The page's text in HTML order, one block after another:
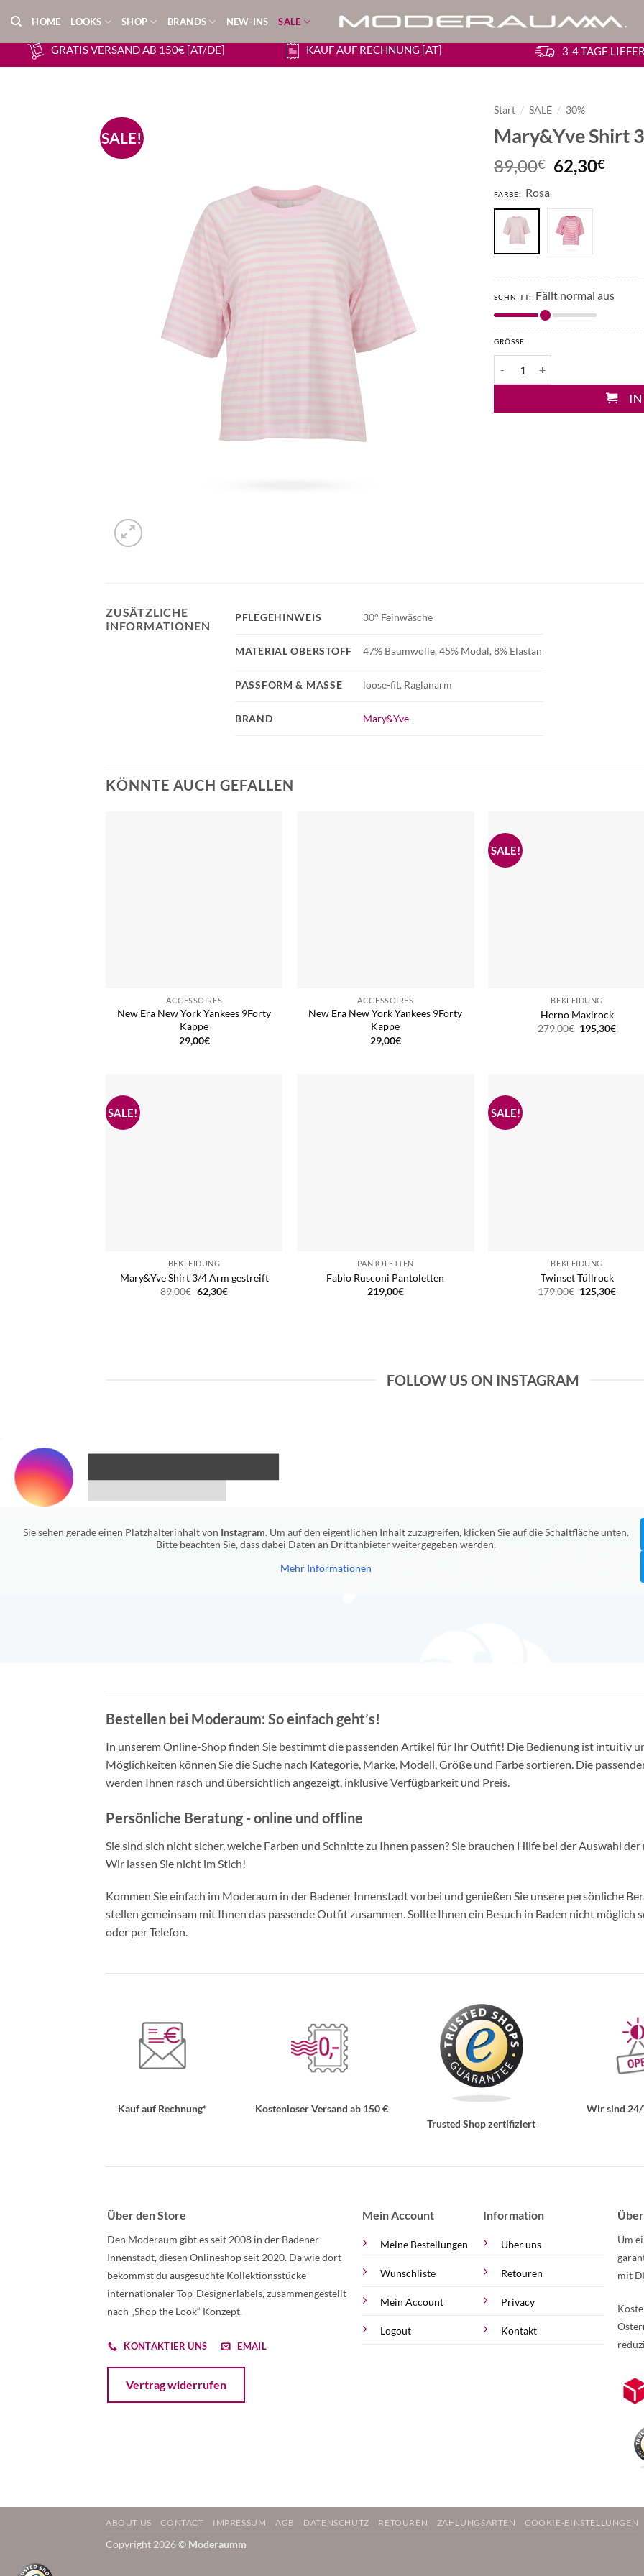
Inhalt
springen
HOME LOOKS SHOP BRANDS NEW-INS SALE
GRATIS VERSAND AB 150€ [AT/DE] KAUF AUF RECHNUNG [AT] 3-4 TAGE
SALE!
Start / SALE / 30%
Mary&Yve Shirt
89,00€
Preis
89,00€
62,30€
FARBE: Rosa
SCHNITT: Fällt normal aus
GRÖSSE
IN
ZUSÄTZLICHE
INFORMATIONEN
BRAND Mary&Yve
PFLEGEHINWEIS 30° Feinwäsche
MATERIAL OBERSTOFF 47% Baumwolle, 45% Modal, 8% Elastan
PASSFORM & MASSE loose-fit, Raglanarm
KÖNNTE AUCH GEFALLEN
ACCESSOIRES
New Era New York Yankees 9Forty
Kappe
29,00€
ACCESSOIRES
New Era New York Yankees 9Forty
Kappe
29,00€
BEKLEIDUNG
Herno Maxirock
279,00€ Ursprünglicher
Preis
195,30€
BEKLEIDUNG
Mary&Yve Shirt 3/4 Arm gestreift
89,00€ Ursprünglicher
Preis
62,30€Aktueller
PANTOLETTEN
Fabio Rusconi Pantoletten
219,00€
BEKLEIDUNG
Twinset Tüllrock
179,00€ Ursprünglicher
Preis
125,30€
FOLLOW US ON INSTAGRAM
Sie sehen gerade einen Platzhalterinhalt von Instagram. Um auf den eigentlichen Inhalt zuzugreifen, klicken Sie auf die Schaltfläche unten.
Bitte beachten Sie, dass dabei Daten an Drittanbieter weitergegeben werden.
Mehr Informationen
Bestellen bei Moderaum: So einfach geht’s!
In unserem Online-Shop finden Sie bestimmt die passenden Artikel für Ihr Outfit! Die Bedienung ist intuitiv
Möglichkeiten können Sie die Suche nach Kategorie, Marke, Modell, Größe und Farbe sortieren. Die
werden Ihnen rasch und übersichtlich angezeigt, inklusive Verfügbarkeit und Preis.
Persönliche Beratung - online und offline
Sie sind sich nicht sicher, welche Farben und Schnitte zu Ihnen passen? Sie brauchen Hilfe bei der Auswahl
Wir lassen Sie nicht im Stich!
Kommen Sie einfach im Moderaum in der Badener Innenstadt vorbei und genießen Sie unsere persönliche
stellen gemeinsam mit Ihnen das passende Outfit zusammen. Sollte Ihnen ein Besuch in Baden nicht möglich
oder per Telefon.
Kauf auf Rechnung*
Kostenloser Versand ab 150 €
Trusted Shop zertifiziert
Wir sind
Über den Store
Den Moderaum gibt es seit 2008 in der Badener
Innenstadt, diesen Onlineshop seit 2020. Da wie dort
bekommst du ausgesuchte Kollektionsstücke
internationaler Top-Designerlabels, zusammengestellt
nach „Shop the Look“ Konzept.
KONTAKTIER UNS EMAIL
Vertrag widerrufen
Mein Account
Meine Bestellungen
Wunschliste
Mein Account
Logout
Information
Über uns
Retouren
Privacy
Kontakt
Um
mit
ABOUT US CONTACT IMPRESSUM AGB DATENSCHUTZ RETOUREN ZAHLUNGSARTEN COOKIE-EINSTELLUNGEN
Copyright 2026 © Moderaumm
Weitere Informationen über den gesperrten Inhalt.